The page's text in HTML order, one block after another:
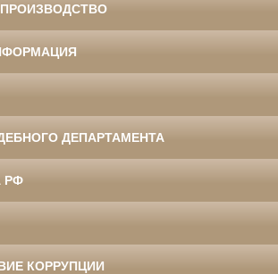
ДЕПАРТАМЕНТА
РФ
КОРРУПЦИИ